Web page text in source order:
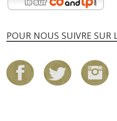
POUR NOUS SUIVRE SUR